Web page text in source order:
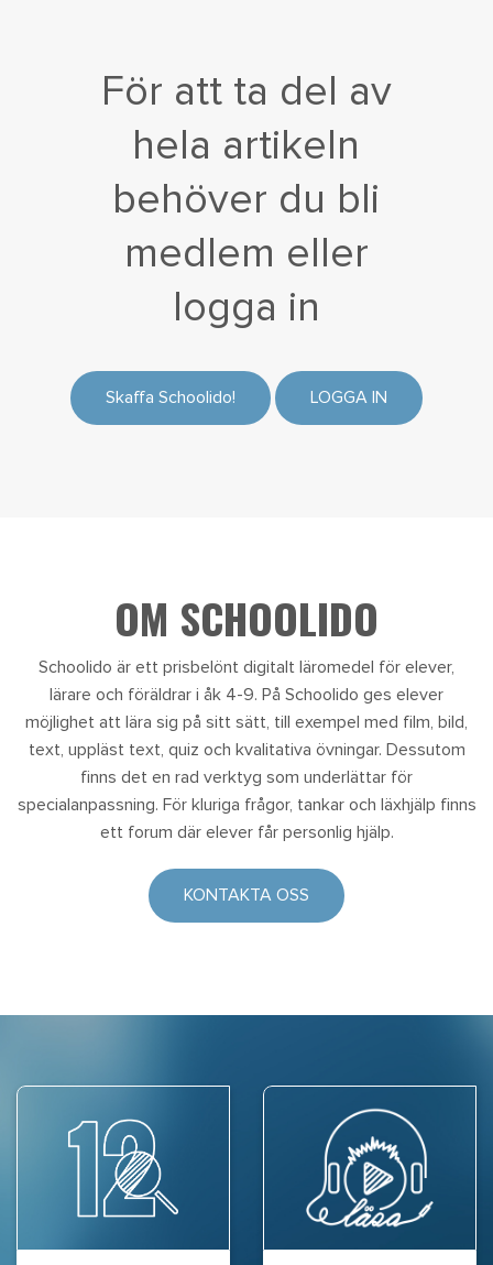
För att ta del av
hela artikeln
behöver du bli
medlem eller
logga in
Skaffa Schoolido! LOGGA IN
OM SCHOOLIDO
Schoolido är ett prisbelönt digitalt läromedel för elever,
lärare och föräldrar i åk 4-9. På Schoolido ges elever
möjlighet att lära sig på sitt sätt, till exempel med film, bild,
text, uppläst text, quiz och kvalitativa övningar. Dessutom
finns det en rad verktyg som underlättar för
specialanpassning. För kluriga frågor, tankar och läxhjälp finns
ett forum där elever får personlig hjälp.
KONTAKTA OSS